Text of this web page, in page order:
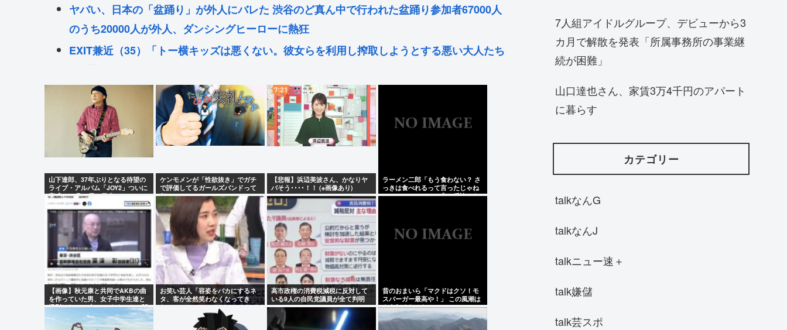
ヤバい、日本の「盆踊り」が外人にバレた 渋谷のど真ん中で行われた盆踊り参加者67000人
のうち20000人が外人、ダンシングヒーローに熱狂
EXIT兼近（35）「トー横キッズは悪くない。彼女らを利用し搾取しようとする悪い大人たち
が問題」
女優の小川真由美さん86歳で死去 晩年は家さえ失くしていたことが判明
メンタリストDaiGo、短時間睡眠が引き起こす人格崩壊の5段階を解説…最初に壊れるのは眠
気ではなく「心の余白」
【画像】たぬき系女優はやっぱええな
Powered by livedoor 相互RSS
山下達郎、37年ぶりとなる待望の
ライブ・アルバム「JOY2」ついに
完成、10月14日に発売
ケンモメンが「性欲抜き」でガチ
で評価してるガールズバンドって
何？
【悲報】浜辺美波さん、かなりヤ
バそう････！！ (※画像あり)
ラーメン二郎「もう食わない？ さ
っきは食べれるって言ったじゃね
ーか！」（ヽ´ん`）「」 反論でき
【画像】秋元康と共同でAKBの曲
を作っていた男、女子中学生達と
撮影した1700点のAVをネットで販
売していたwww
お笑い芸人「容姿をバカにするネ
タ、客が全然笑わなくなってき
た」
高市政権の消費税減税に反対して
いる9人の自民党議員が全て判明
www
昔のおまいら「マクドはクソ！モ
スバーガー最高や！」 この風潮は
もう無くなった？
7人組アイドルグループ、デビューから3
カ月で解散を発表「所属事務所の事業継
続が困難」
山口達也さん、家賃3万4千円のアパート
に暮らす
カテゴリー
talkなんG
talkなんJ
talkニュー速＋
talk嫌儲
talk芸スポ